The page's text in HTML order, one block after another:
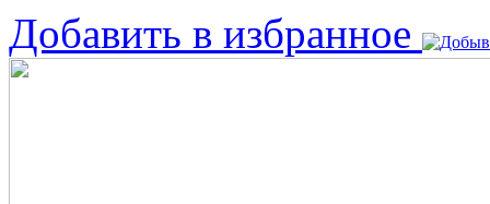
Добавить в избранное